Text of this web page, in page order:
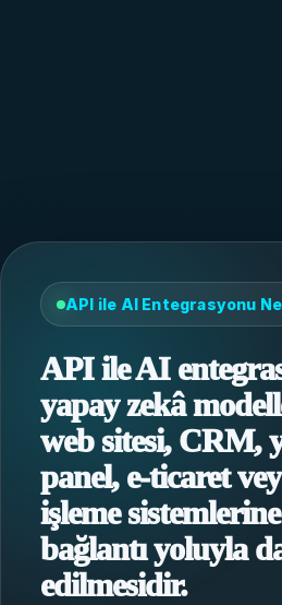
API ile AI Entegrasyonu
API ile AI
yapay zekâ
web sitesi, CRM,
panel, e-ticaret
işleme
bağlantı yoluyla
edilmesidir.